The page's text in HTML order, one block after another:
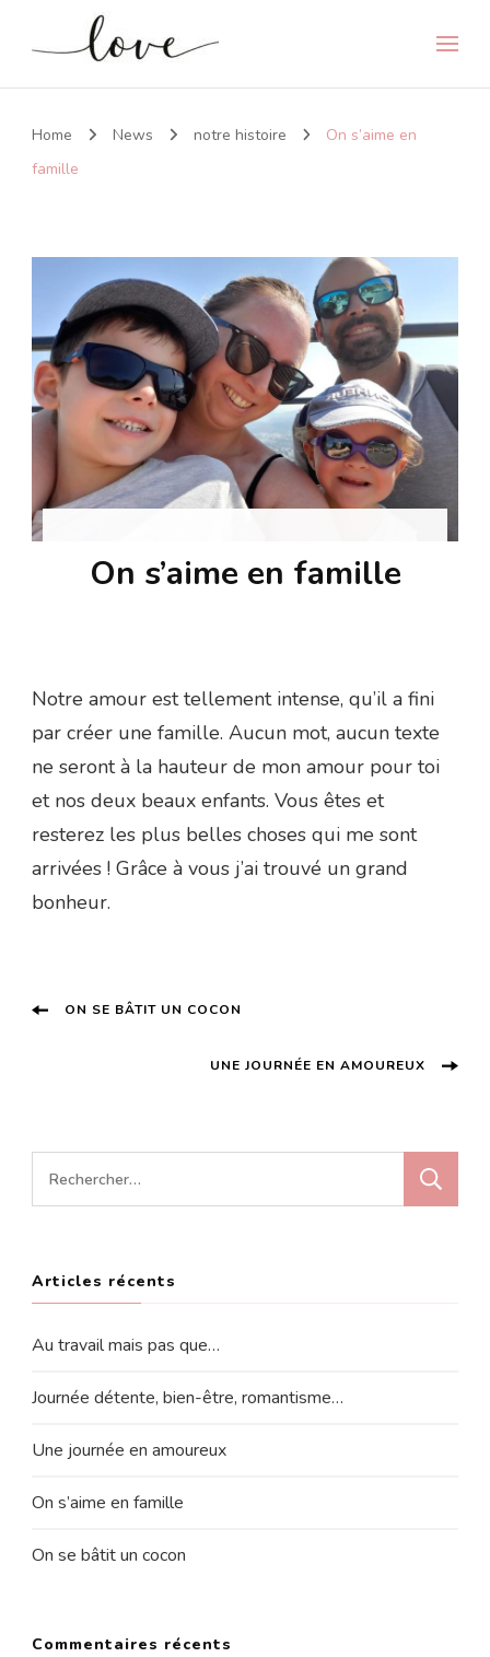
Home News notre histoire
On s’aime en
famille
On s’aime en famille
Notre amour est tellement intense, qu’il a fini
par créer une famille. Aucun mot, aucun texte
ne seront à la hauteur de mon amour pour toi
et nos deux beaux enfants. Vous êtes et
resterez les plus belles choses qui me sont
arrivées ! Grâce à vous j’ai trouvé un grand
bonheur.
Post
Navigation
ON SE BÂTIT UN COCON
UNE JOURNÉE EN AMOUREUX
Rechercher :
Articles récents
Au travail mais pas que…
Journée détente, bien-être, romantisme…
Une journée en amoureux
On s’aime en famille
On se bâtit un cocon
Commentaires récents